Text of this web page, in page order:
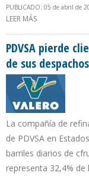
PUBLICADO: 05 de abril de
LEER MÁS
AÑO
PDVSA pierde
de sus
La compañía de
de PDVSA en
barriles diarios de
representa 32,4%